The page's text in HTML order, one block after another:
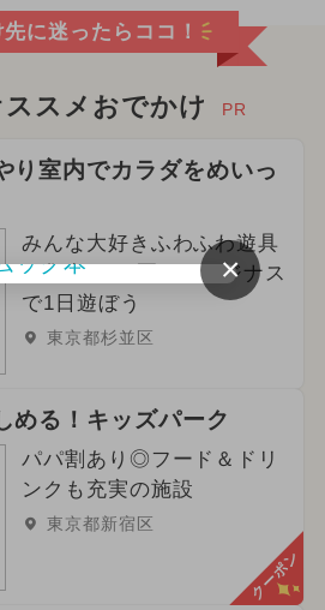
ント
ント
ト
ント
ト
ント
ント
ト グルメフェス
に迷ったらココ！
スメおでかけ PR
り室内でカラダをめいっ
みんな大好きふわふわ遊具
が集合!この夏はイマジナス
で1日遊ぼう
東京都杉並区
める！キッズパーク
パパ割あり◎フード＆ドリ
ンクも充実の施設
東京都新宿区
クーポン
×